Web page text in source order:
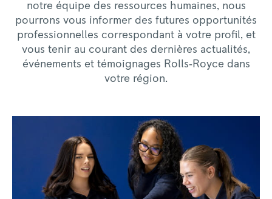
notre équipe des ressources humaines, nous
pourrons vous informer des futures opportunités
professionnelles correspondant à votre profil, et
vous tenir au courant des dernières actualités,
événements et témoignages Rolls‑Royce dans
votre région.